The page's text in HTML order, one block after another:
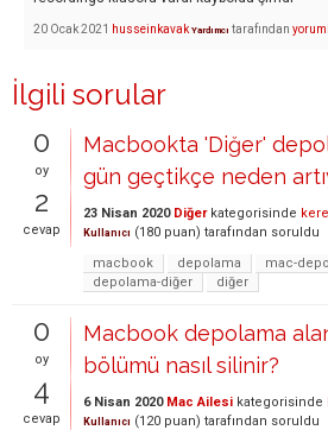
20 Ocak 2021 husseinkavak Yardımcı tarafından
İlgili sorular
0
oy
2
cevap
Macbookta 'Diğer'
gün geçtikçe neden
23 Nisan 2020 Diğerkategorisinde
Kullanıcı (180 puan) tarafından soruldu
macbook
depolama
mac-
depolama-diğer
diğer
0
oy
4
cevap
Macbook depolama
bölümü nasıl silinir?
6 Nisan 2020 Mac Ailesi kategorisinde
Kullanıcı (120 puan) tarafından soruldu